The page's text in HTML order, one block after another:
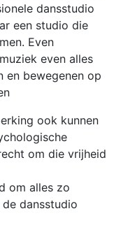
dansstudio
een studio die
Even
even alles
en bewegenen op
ook kunnen
om die vrijheid
om alles zo
dansstudio